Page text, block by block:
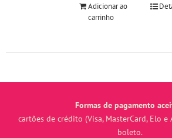
Adicionar ao
carrinho
Formas de pagamento
cartões de crédito (Visa, MasterCard, Elo e
boleto.